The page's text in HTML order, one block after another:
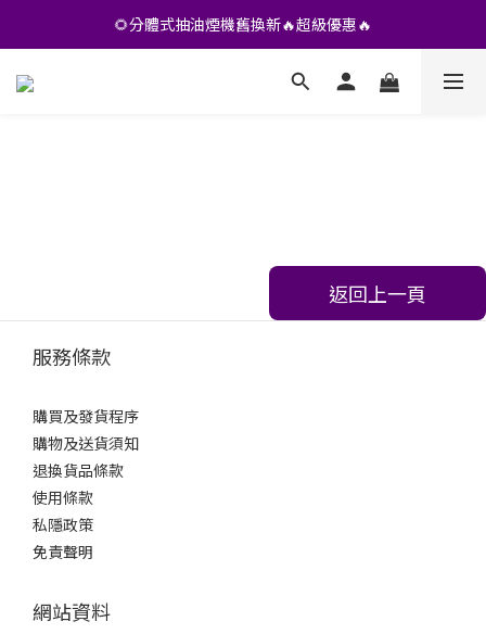
•• 會員專享🎁精選貨品【特價💥再九折】••
🌻分體式抽油煙機舊換新🔥超級優惠🔥
•• 會員專享🎁精選貨品【特價💥再九折】••
返回上一頁
服務條款
購買及發貨程序
購物及送貨須知
退換貨品條款
使用條款
私隱政策
免責聲明
網站資料